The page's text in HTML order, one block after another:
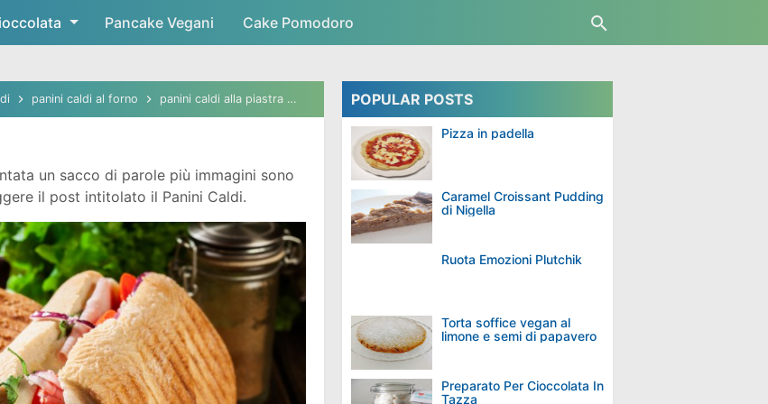
Skip to main content
Pancake Vegani Cake Pomodoro
panini caldi al forno panini caldi alla piastra panini caldi farciti ricette panini caldi
un sacco di parole più immagini sono
il post intitolato il Panini Caldi.
POPULAR POSTS
Pizza in padella
Caramel Croissant Pudding
di Nigella
Ruota Emozioni Plutchik
Torta soffice vegan al
limone e semi di papavero
Preparato Per Cioccolata In
Tazza